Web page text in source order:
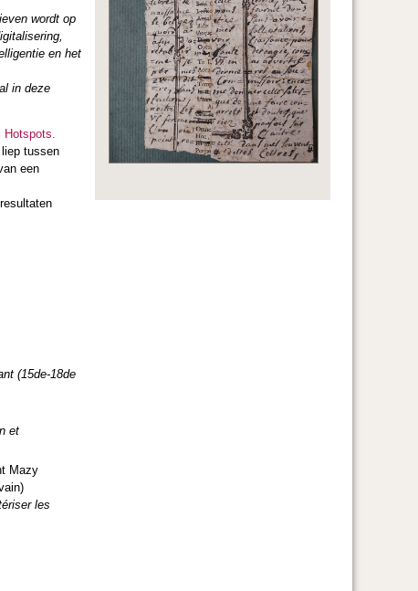
wordt op
en het
in deze
Hotspots.
tussen
een
(15de-18de
et
Mazy
les